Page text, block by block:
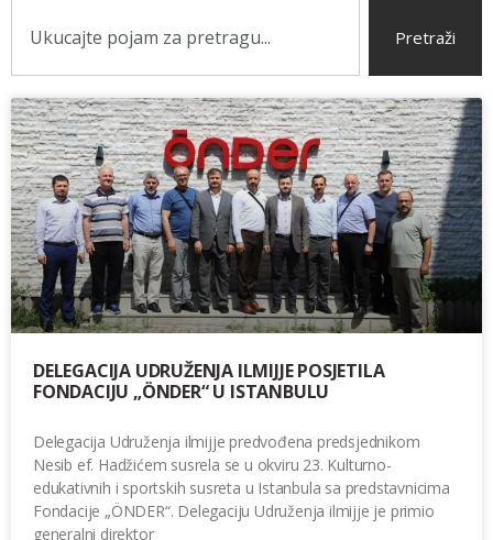
Pretraži
DELEGACIJA UDRUŽENJA ILMIJJE POSJETILA
FONDACIJU „ÖNDER“ U ISTANBULU
Delegacija Udruženja ilmijje predvođena predsjednikom
Nesib ef. Hadžićem susrela se u okviru 23. Kulturno-
edukativnih i sportskih susreta u Istanbula sa predstavnicima
Fondacije „ÖNDER“. Delegaciju Udruženja ilmijje je primio
generalni direktor